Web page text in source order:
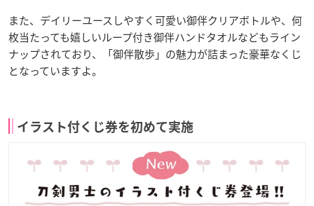
また、デイリーユースしやすく可愛い御伴クリアボトルや、何
枚当たっても嬉しいループ付き御伴ハンドタオルなどもライン
ナップされており、「御伴散歩」の魅力が詰まった豪華なくじ
となっていますよ。
イラスト付くじ券を初めて実施